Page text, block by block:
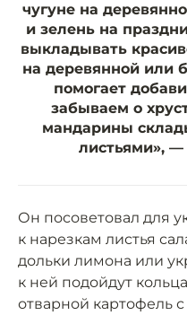
чугуне на
и зелень на
выкладывать
на деревянной или
помогает
забываем о
мандарины
листьями», —
Он посоветовал для
к нарезкам листья
дольки лимона или
к ней подойдут
отварной картофель